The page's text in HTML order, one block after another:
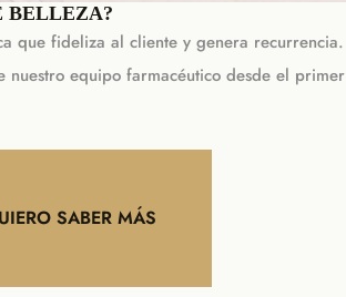
BELLEZA?
que fideliza al cliente y genera recurrencia.
nuestro equipo farmacéutico desde el primer
SABER MÁS